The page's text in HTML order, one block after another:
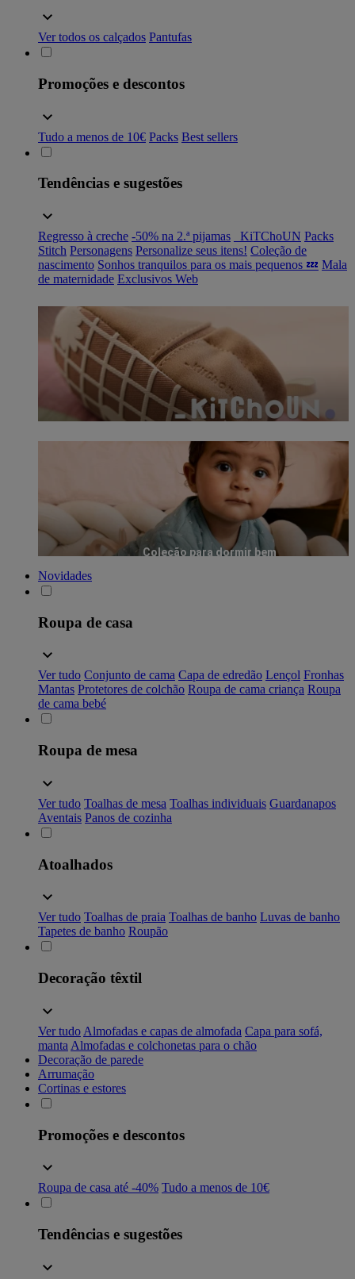
Ver todos os calçados Pantufas
Promoções e descontos
Tudo a menos de 10€ Packs Best sellers
Tendências e sugestões
Regresso à creche -50% na 2.ª pijamas _KiTChoUN Packs
Stitch Personagens Personalize seus itens! Coleção de
nascimento Sonhos tranquilos para os mais pequenos 💤 Mala
de maternidade Exclusivos Web
Coleção para dormir bem
Novidades
Roupa de casa
Ver tudo Conjunto de cama Capa de edredão Lençol Fronhas
Mantas Protetores de colchão Roupa de cama criança Roupa
de cama bebé
Roupa de mesa
Ver tudo Toalhas de mesa Toalhas individuais Guardanapos
Aventais Panos de cozinha
Atoalhados
Ver tudo Toalhas de praia Toalhas de banho Luvas de banho
Tapetes de banho Roupão
Decoração têxtil
Ver tudo Almofadas e capas de almofada Capa para sofá,
manta Almofadas e colchonetas para o chão
Decoração de parede
Arrumação
Cortinas e estores
Promoções e descontos
Roupa de casa até -40% Tudo a menos de 10€
Tendências e sugestões